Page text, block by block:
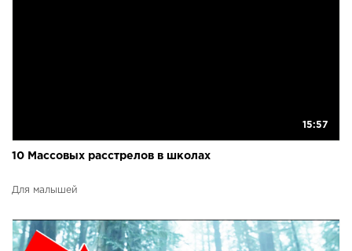
15:57
10 Массовых расстрелов в школах
Для малышей